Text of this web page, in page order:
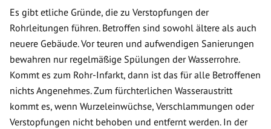
Es gibt etliche Gründe, die zu Verstopfungen der
Rohrleitungen führen. Betroffen sind sowohl ältere als auch
neuere Gebäude. Vor teuren und aufwendigen Sanierungen
bewahren nur regelmäßige Spülungen der Wasserrohre.
Kommt es zum Rohr-Infarkt, dann ist das für alle Betroffenen
nichts Angenehmes. Zum fürchterlichen Wasseraustritt
kommt es, wenn Wurzeleinwüchse, Verschlammungen oder
Verstopfungen nicht behoben und entfernt werden. In der